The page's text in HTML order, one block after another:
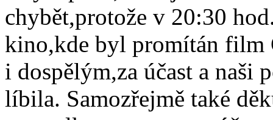
chybět,protože v 20:30
kino,kde byl promítán film
i dospělým,za účast a naši
líbila. Samozřejmě také